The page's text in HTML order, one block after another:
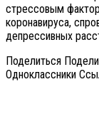
стрессовым
коронавируса,
депрессивных
Поделиться
Одноклассники